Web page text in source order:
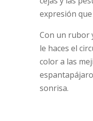
expresión que
Con un rubor
le haces el
color a las
sonrisa.